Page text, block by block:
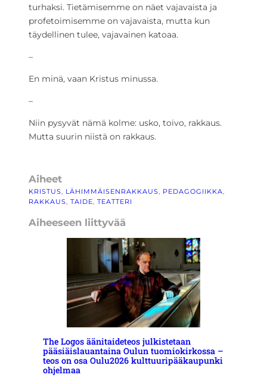
turhaksi. Tietämisemme on näet vajavaista ja
profetoimisemme on vajavaista, mutta kun
täydellinen tulee, vajavainen katoaa.
–
En minä, vaan Kristus minussa.
–
Niin pysyvät nämä kolme: usko, toivo, rakkaus.
Mutta suurin niistä on rakkaus.
Aiheet
KRISTUS, LÄHIMMÄISENRAKKAUS, PEDAGOGIIKKA
RAKKAUS, TAIDE, TEATTERI
Aiheeseen liittyvää
The Logos äänitaideteos julkistetaan
pääsiäislauantaina Oulun tuomiokirkossa –
teos on osa Oulu2026 kulttuuripääkaupunki
ohjelmaa